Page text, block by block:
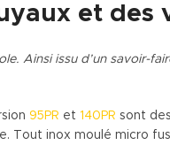
et des
Ainsi issu d’un savoir-
95PR et 140PR sont
Tout inox moulé micro